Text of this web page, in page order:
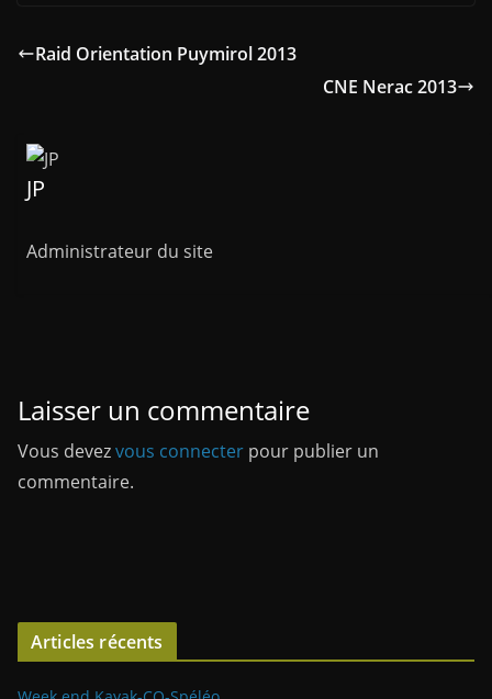
Raid Orientation Puymirol 2013
CNE Nerac 2013
JP
Administrateur du site
Laisser un commentaire
Vous devezvous connecter pour publier un
commentaire.
Articles récents